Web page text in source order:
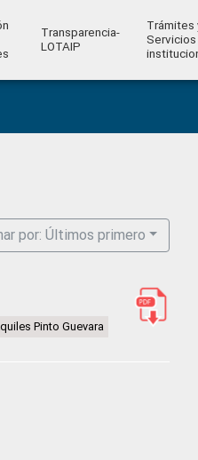
Transparencia-
LOTAIP
Trámites
Servicios
por: Últimos primero
Pinto Guevara